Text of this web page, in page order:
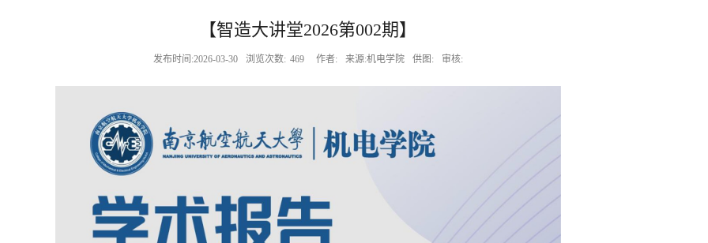
【智造大讲堂2026第002期】
发布时间:2026-03-30 浏览次数: 469 作者: 来源:机电学院 供图: 审核: